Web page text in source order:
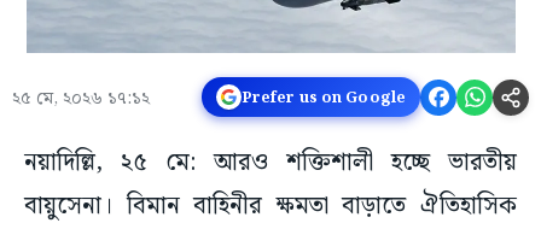
২৫ মে, ২০২৬ ১৭:১২ Prefer us on Google
নয়াদিল্লি, ২৫ মে: আরও শক্তিশালী হচ্ছে ভারতীয়
বায়ুসেনা। বিমান বাহিনীর ক্ষমতা বাড়াতে ঐতিহাসিক